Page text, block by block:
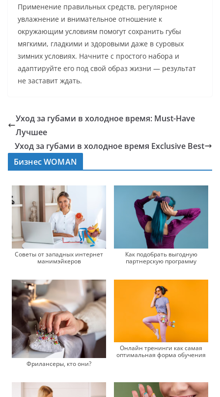
Применение правильных средств, регулярное
увлажнение и внимательное отношение к
окружающим условиям помогут сохранить губы
мягкими, гладкими и здоровыми даже в суровых
зимних условиях. Начните с простого набора и
адаптируйте его под свой образ жизни — результат
не заставит ждать.
Уход за губами в холодное время: Must-Have
Лучшее
Уход за губами в холодное время Exclusive Best
Бизнес WOMAN
Советы от западных интернет
манимэйкеров
Как подобрать выгодную
партнерскую программу
Фрилансеры, кто они?
Онлайн тренинги как самая
оптимальная форма обучения